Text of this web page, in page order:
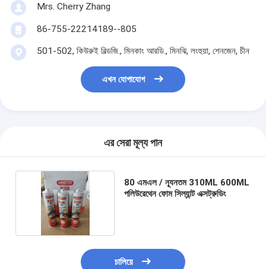
Mrs. Cherry Zhang
86-755-22214189--805
501-502, কিউরুই বিল্ডজি., মিনকাং আরডি., মিনঝি, লংহুয়া, শেনজেন, চীন
এখন যোগাযোগ
এর সেরা মূল্য পান
80 এমএল / ন্যূনতম 310ML 600ML
পলিউরেথেন ফোম সিল্যান্ট এক্সট্রুডিং
চালিয়ে